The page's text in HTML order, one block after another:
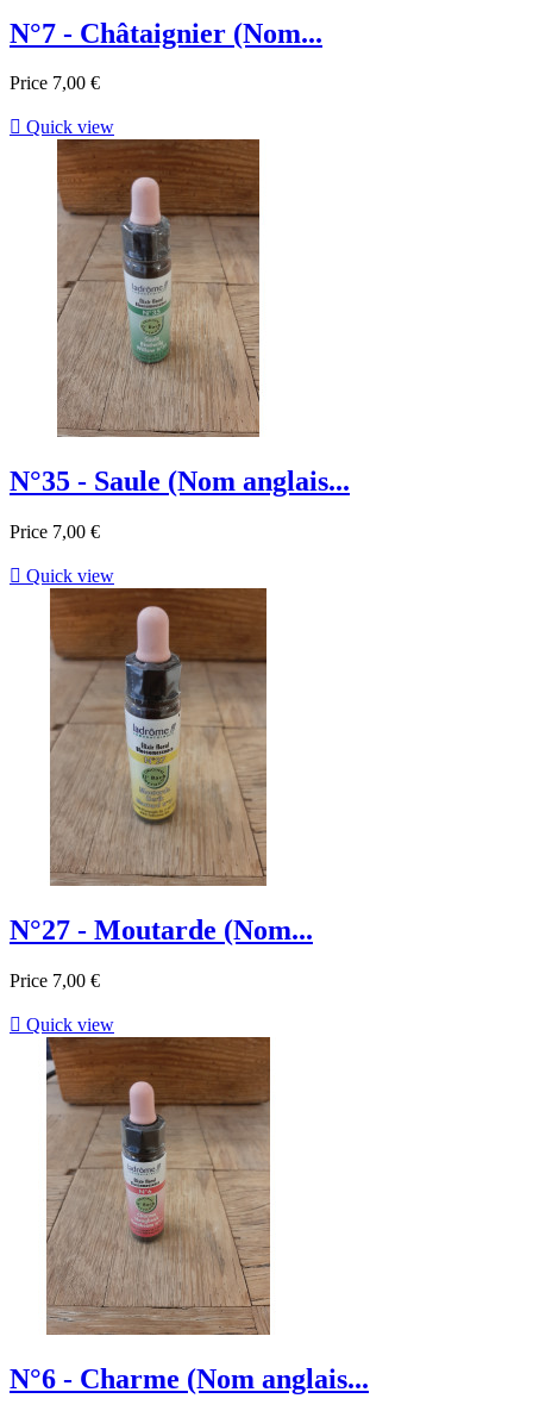
N°7 - Châtaignier (Nom...
Price 7,00 €
 Quick view
N°35 - Saule (Nom anglais...
Price 7,00 €
 Quick view
N°27 - Moutarde (Nom...
Price 7,00 €
 Quick view
N°6 - Charme (Nom anglais...